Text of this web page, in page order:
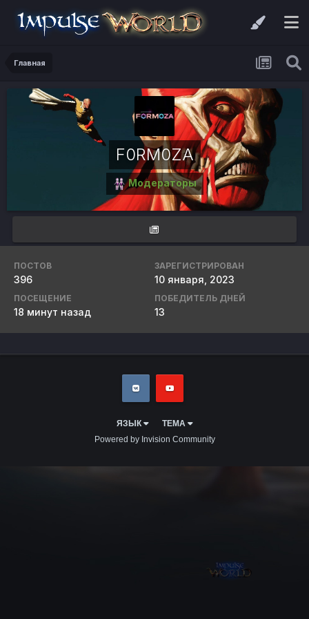
Главная
F0RM0ZA
Модераторы
ПОСТОВ
396
ЗАРЕГИСТРИРОВАН
10 января, 2023
ПОСЕЩЕНИЕ
18 минут назад
ПОБЕДИТЕЛЬ ДНЕЙ
13
ЯЗЫК
ТЕМА
Powered by Invision Community